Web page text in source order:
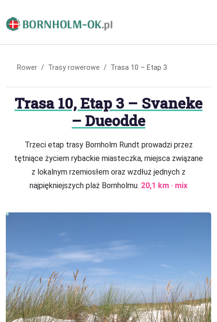
Rower Trasy rowerowe Trasa 10 – Etap 3
Trasa 10, Etap 3 – Svaneke
– Dueodde
Trzeci etap trasy Bornholm Rundt prowadzi przez
tętniące życiem rybackie miasteczka, miejsca związane
z lokalnym rzemiosłem oraz wzdłuż jednych z
najpiękniejszych plaż Bornholmu. 20,1 km · mix